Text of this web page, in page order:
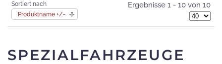
Sortiert nach
Produktname +/-
Ergebnisse 1 - 10 von 10
SPEZIALFAHRZEUGE